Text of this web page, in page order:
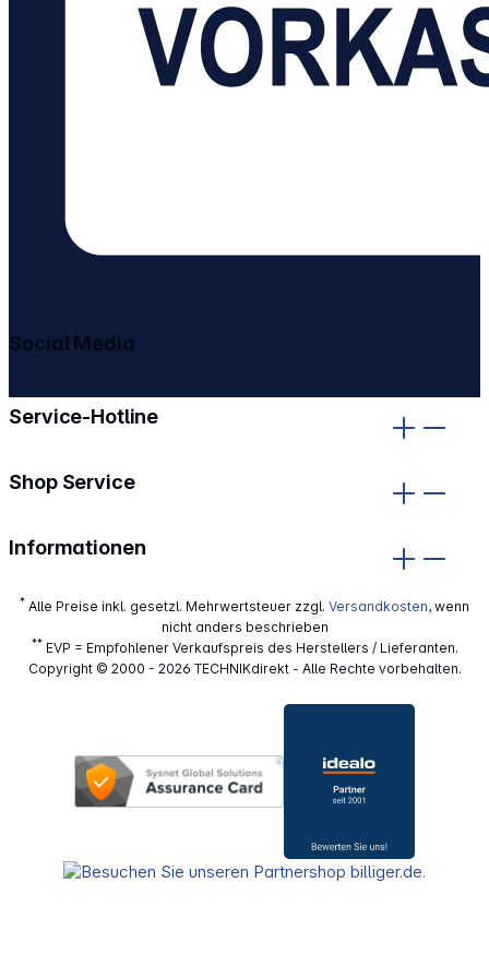
Service-Hotline
Shop Service
Informationen
Social Media
* Alle Preise inkl. gesetzl. Mehrwertsteuer zzgl. Versandkosten, wenn
nicht anders beschrieben
**EVP = Empfohlener Verkaufspreis des Herstellers / Lieferanten.
Copyright © 2000 - 2026 TECHNIKdirekt - Alle Rechte vorbehalten.